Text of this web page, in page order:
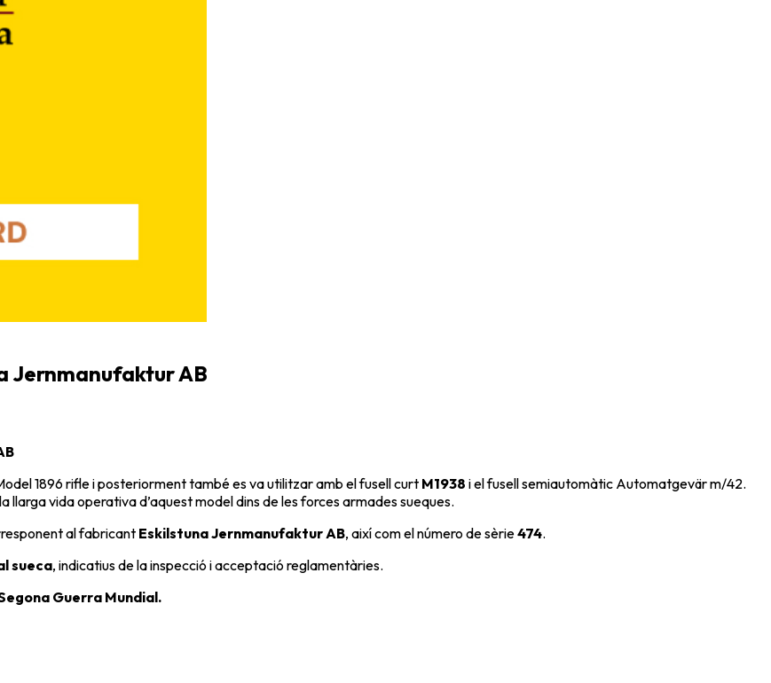
Jernmanufaktur AB
1896 riflei posteriorment també es va utilitzar amb el fusell curt M1938 i el fusell semiautomàtic Automatgevär m/42.
vida operativa d’aquest model dins de les forces armades sueques.
al fabricant Eskilstuna Jernmanufaktur AB, així com el número de sèrie474.
sueca, indicatius de la inspecció i acceptació reglamentàries.
Guerra Mundial.